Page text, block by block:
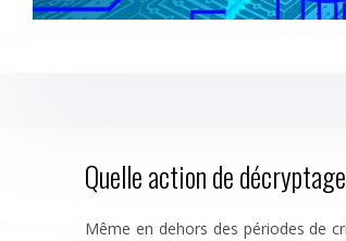
Quelle action de
Même en dehors des périodes de